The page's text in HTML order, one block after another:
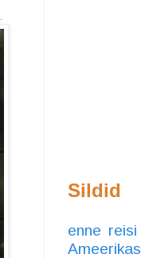
Sildid
enne reisi
Ameerikas